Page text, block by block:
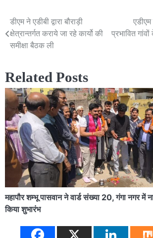
Post
navigation
डीएम ने एडीबी द्वारा बौराड़ी
क्षेत्रान्तर्गत कराये जा रहे कार्यो की
समीक्षा बैठक ली
प्रभावित
Related Posts
महापौर शम्‍भू पासवान ने वार्ड संख्या 20, गंगा नगर में
किया शुभारंभ